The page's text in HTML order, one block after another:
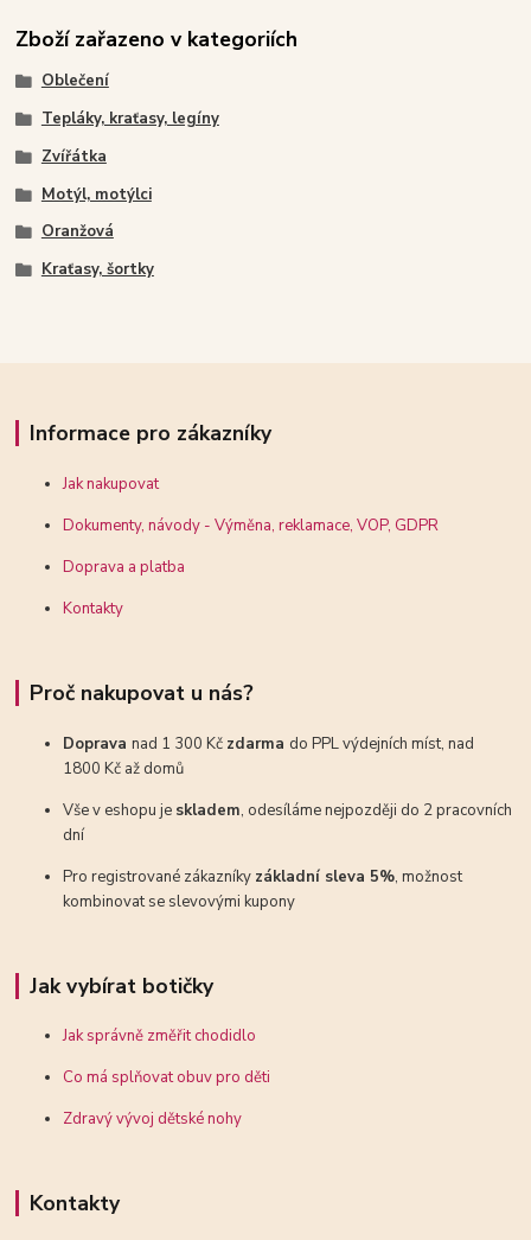
Zboží zařazeno v kategoriích
Oblečení
Tepláky, kraťasy, legíny
Zvířátka
Motýl, motýlci
Oranžová
Kraťasy, šortky
Informace pro zákazníky
Jak nakupovat
Dokumenty, návody - Výměna, reklamace, VOP, GDPR
Doprava a platba
Kontakty
Proč nakupovat u nás?
Dopravanad 1 300 Kč zdarma do PPL výdejních míst, nad
1800 Kč až domů
Vše v eshopu je skladem, odesíláme nejpozději do 2 pracovních
dní
Pro registrované zákazníky základní sleva 5%, možnost
kombinovat se slevovými kupony
Jak vybírat botičky
Jak správně změřit chodidlo
Co má splňovat obuv pro děti
Zdravý vývoj dětské nohy
Kontakty